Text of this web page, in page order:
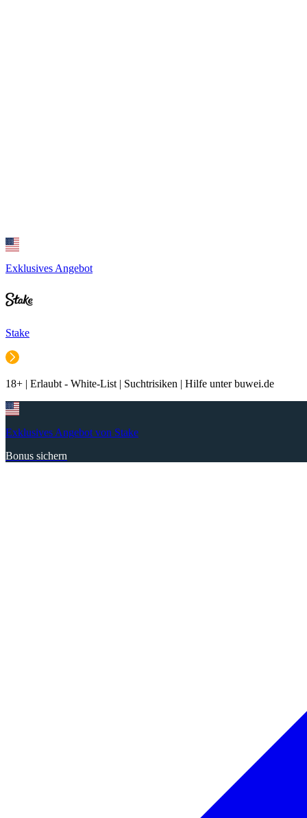
Exklusives Angebot
Stake
18+ | Erlaubt - White-List | Suchtrisiken | Hilfe unter buwei.de
Exklusives Angebot von Stake
Bonus sichern